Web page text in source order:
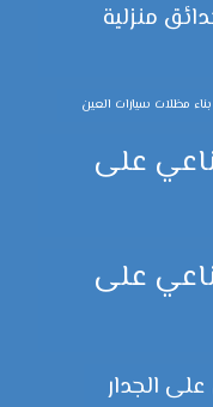
منزلية
بناء مظلات سيارات العين
على
على
الجدار